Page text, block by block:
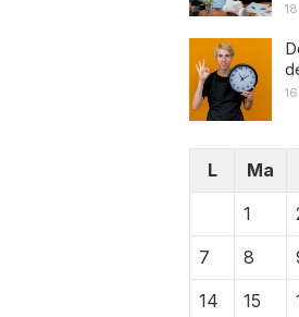
L Ma
1
7
8
14
15